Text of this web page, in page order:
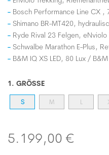
Bosch Performance Line CX ,
Shimano BR-MT420,
Ryde Rival 23 Felgen, eNviolo
Schwalbe Marathon E-Plus,
B&M IQ XS LED, 80 Lux /
1. GRÖSSE
S M L
5.199,00 €